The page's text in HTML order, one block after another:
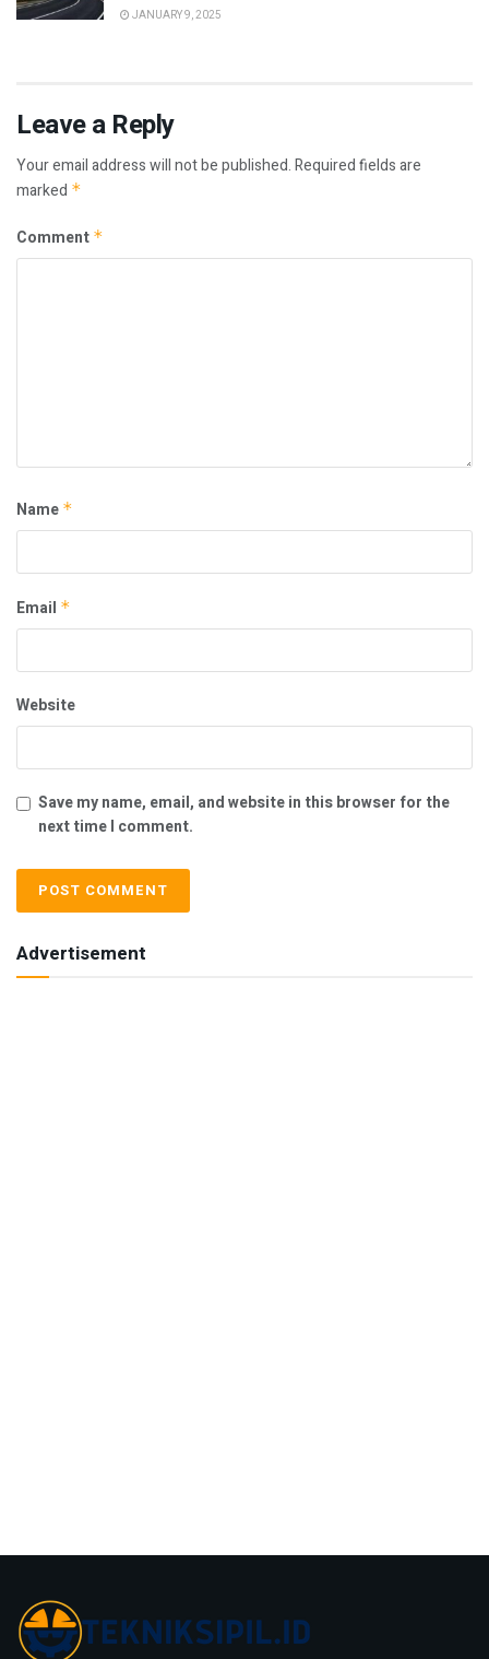
JANUARY 9, 2025
Leave a Reply
Your email address will not be published.Required fields are
marked *
Comment *
Name *
Email *
Website
Save my name, email, and website in this browser for the
next time I comment.
Advertisement